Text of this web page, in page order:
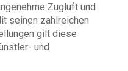
Zugluft und
seinen zahlreichen
gilt diese
und